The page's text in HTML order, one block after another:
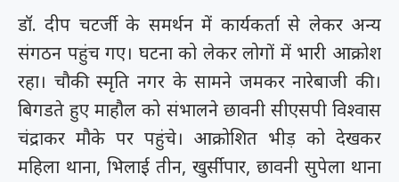
डॉ. दीप चटर्जी के समर्थन में कार्यकर्ता से लेकर अन्य
संगठन पहुंच गए। घटना को लेकर लोगों में भारी आक्रोश
रहा। चौकी स्मृति नगर के सामने जमकर नारेबाजी की।
बिगडते हुए माहौल को संभालने छावनी सीएसपी विश्वास
चंद्राकर मौके पर पहुंचे। आक्रोशित भीड़ को देखकर
महिला थाना, भिलाई तीन, खुर्सीपार, छावनी सुपेला थाना